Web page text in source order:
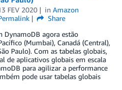
FEV 2020 in Amazon
Share
DynamoDB agora estão
(Mumbai), Canadá (Central),
Paulo). Com as tabelas globais,
de aplicativos globais em escala
para agilizar a performance
pode usar tabelas globais